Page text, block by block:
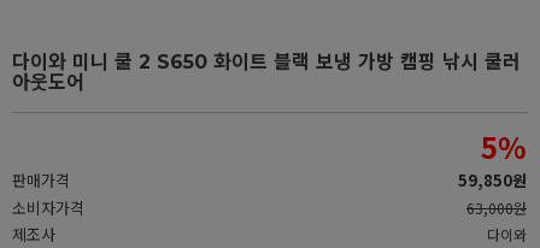
다이와 미니 쿨 2 S650 화이트 블랙 보냉 가방 캠핑 낚시 쿨러
아웃도어
판매가격
5%
59,850원
소비자가격
63,000원
제조사 다이와